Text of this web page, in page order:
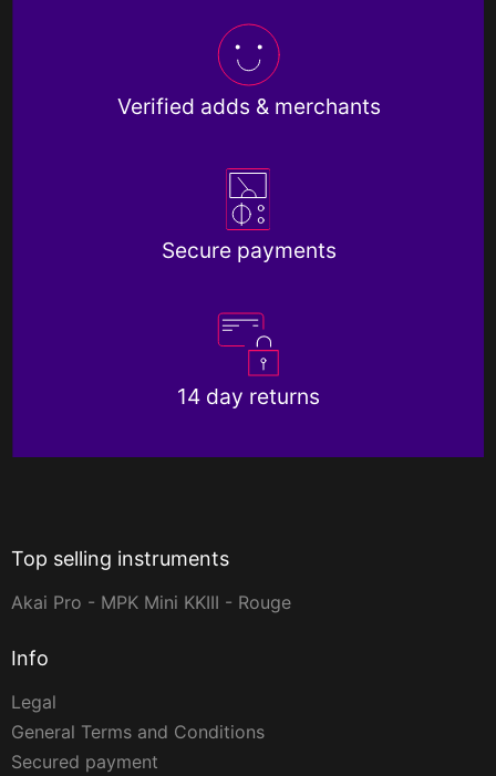
Verified adds & merchants
Secure payments
14 day returns
Top selling instruments
Akai Pro - MPK Mini KKIII - Rouge
Info
Legal
General Terms and Conditions
Secured payment